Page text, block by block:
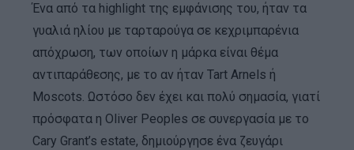
Ένα από τα highlight της εμφάνισης του, ήταν τα
γυαλιά ηλίου με ταρταρούγα σε κεχριμπαρένια
απόχρωση, των οποίων η μάρκα είναι θέμα
αντιπαράθεσης, με το αν ήταν Tart Arnels ή
Moscots. Ωστόσο δεν έχει και πολύ σημασία, γιατί
πρόσφατα η Oliver Peoples σε συνεργασία με το
Cary Grant’s estate, δημιούργησε ένα ζευγάρι